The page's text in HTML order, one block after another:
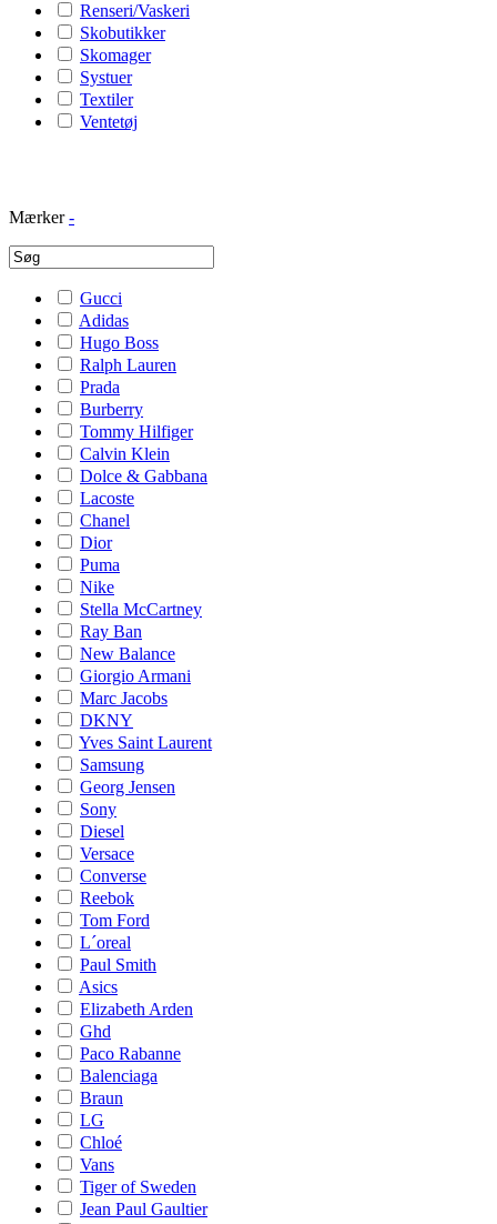
Renseri/Vaskeri
Skobutikker
Skomager
Systuer
Textiler
Ventetøj
Mærker -
Gucci
Adidas
Hugo Boss
Ralph Lauren
Prada
Burberry
Tommy Hilfiger
Calvin Klein
Dolce & Gabbana
Lacoste
Chanel
Dior
Puma
Nike
Stella McCartney
Ray Ban
New Balance
Giorgio Armani
Marc Jacobs
DKNY
Yves Saint Laurent
Samsung
Georg Jensen
Sony
Diesel
Versace
Converse
Reebok
Tom Ford
L´oreal
Paul Smith
Asics
Elizabeth Arden
Ghd
Paco Rabanne
Balenciaga
Braun
LG
Chloé
Vans
Tiger of Sweden
Jean Paul Gaultier